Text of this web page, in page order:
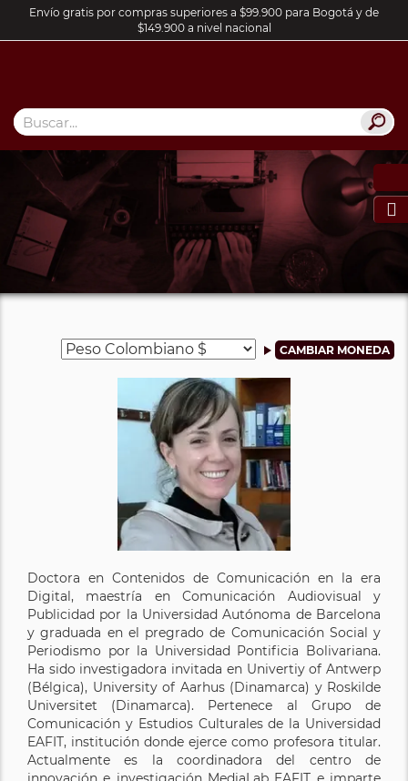
Envío gratis por compras superiores a $99.900 para Bogotá y de
$149.900 a nivel nacional

Doctora en Contenidos de Comunicación en la era
Digital, maestría en Comunicación Audiovisual y
Publicidad por la Universidad Autónoma de Barcelona
y graduada en el pregrado de Comunicación Social y
Periodismo por la Universidad Pontificia Bolivariana.
Ha sido investigadora invitada en Univertiy of Antwerp
(Bélgica), University of Aarhus (Dinamarca) y Roskilde
Universitet (Dinamarca). Pertenece al Grupo de
Comunicación y Estudios Culturales de la Universidad
EAFIT, institución donde ejerce como profesora titular.
Actualmente es la coordinadora del centro de